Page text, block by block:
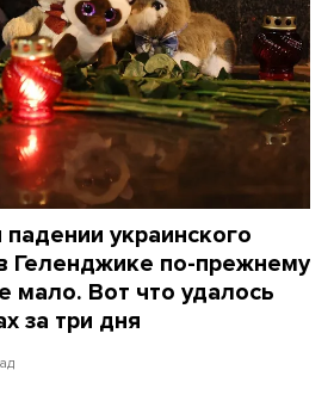
украинского
Геленджике по-прежнему
мало. Вот что удалось
за три дня